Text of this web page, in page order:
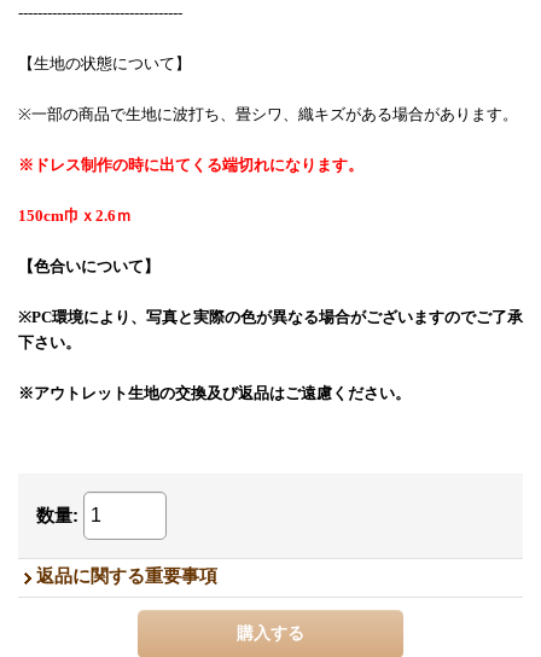
----------------------------------
【生地の状態について】
※一部の商品で生地に波打ち、畳シワ、織キズがある場合があります。
※ドレス制作の時に出てくる端切れになります。
150cm巾ｘ2.6ｍ
【色合いについて】
※PC環境により、写真と実際の色が異なる場合がございますのでご了承
下さい。
※アウトレット生地の交換及び返品はご遠慮ください。
数量:
返品に関する重要事項